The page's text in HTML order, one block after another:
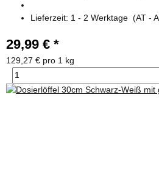
Lieferzeit: 1 - 2 Werktage (AT -
29,99 € *
129,27 € pro 1 kg